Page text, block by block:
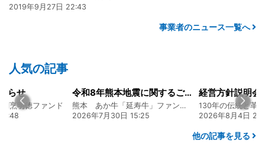
2019年9月27日 22:43
事業者のニュース一覧へ
人気の記事
らせ
烹明徳ファンド
令和8年熊本地震に関するご報告
熊本 あか牛「延寿牛」ファンド2026
2026年7月30日 15:25
2026年8月4日
他の記事を見る